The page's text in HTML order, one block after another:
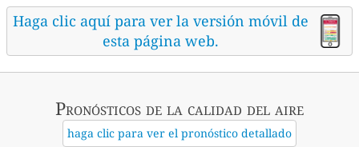
Haga clic aquí para ver la versión móvil de
esta página web.
Pronósticos de la calidad del aire
haga clic para ver el pronóstico detallado